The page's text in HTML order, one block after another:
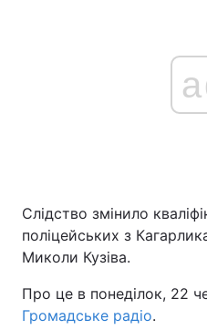
Слідство змінило
поліцейських з
Миколи Кузіва.
Про це в понеділок, 22
Громадське радіо.